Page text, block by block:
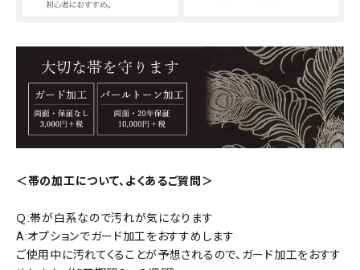
＜帯の加工について、よくあるご質問＞
Ｑ:帯が白系なので汚れが気になります
A:オプションでガード加工をおすすめします
ご使用中に汚れてくることが予想されるので、ガード加工をおすす